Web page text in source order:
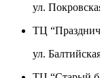
ул.
ТЦ
ул.